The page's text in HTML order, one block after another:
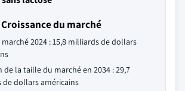
du marché
2024 : 15,8 milliards de dollars
de la taille du marché en 2034 : 29,7
de dollars américains